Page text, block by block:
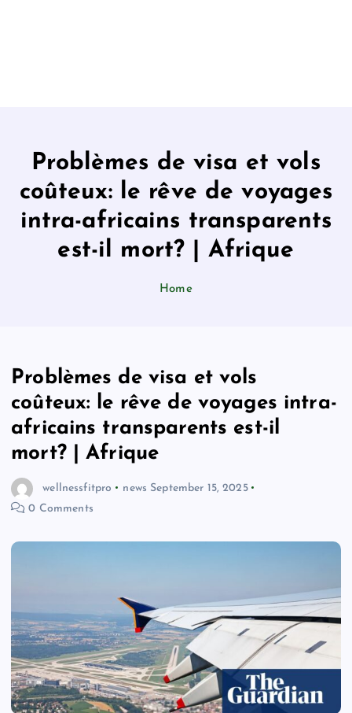
Problèmes de visa et vols
coûteux: le rêve de voyages
intra-africains transparents
est-il mort? | Afrique
Home
Problèmes de visa et vols
coûteux: le rêve de voyages intra-
africains transparents est-il
mort? | Afrique
wellnessfitpro news September 15, 2025
0 Comments